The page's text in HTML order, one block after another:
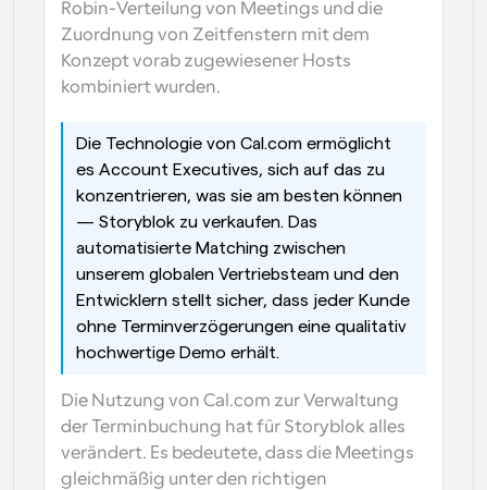
Robin-Verteilung von Meetings und die
Zuordnung von Zeitfenstern mit dem
Konzept vorab zugewiesener Hosts
kombiniert wurden.
Die Technologie von Cal.com ermöglicht
es Account Executives, sich auf das zu
konzentrieren, was sie am besten können
— Storyblok zu verkaufen. Das
automatisierte Matching zwischen
unserem globalen Vertriebsteam und den
Entwicklern stellt sicher, dass jeder Kunde
ohne Terminverzögerungen eine qualitativ
hochwertige Demo erhält.
Die Nutzung von Cal.com zur Verwaltung
der Terminbuchung hat für Storyblok alles
verändert. Es bedeutete, dass die Meetings
gleichmäßig unter den richtigen